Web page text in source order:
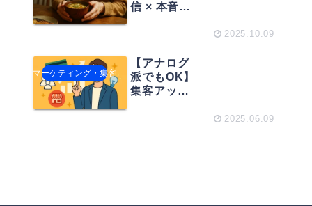
信 × 本音
ターを育て
るYouTube
術
2025.10.09
マーケティング・集客
【アナログ
派でもOK】
集客アップ
2025.06.09